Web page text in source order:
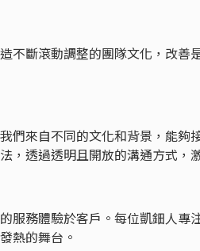
不斷滾動調整的團隊文化，改善
們來自不同的文化和背景，能夠
，透過透明且開放的溝通方式，
服務體驗於客戶。每位凱鈿人專
熱的舞台。